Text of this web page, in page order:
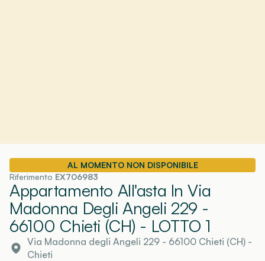
AL MOMENTO NON DISPONIBILE
Riferimento EX706983
Appartamento All'asta In Via
Madonna Degli Angeli 229 -
66100 Chieti (CH) - LOTTO 1
Via Madonna degli Angeli 229 - 66100 Chieti (CH)-
Chieti